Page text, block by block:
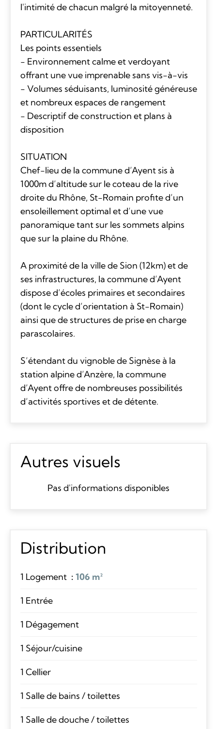
l'intimité de chacun malgré la mitoyenneté.
PARTICULARITÉS
Les points essentiels
- Environnement calme et verdoyant
offrant une vue imprenable sans vis-à-vis
- Volumes séduisants, luminosité généreuse
et nombreux espaces de rangement
- Descriptif de construction et plans à
disposition
SITUATION
Chef-lieu de la commune d’Ayent sis à
1000m d’altitude sur le coteau de la rive
droite du Rhône, St-Romain profite d’un
ensoleillement optimal et d’une vue
panoramique tant sur les sommets alpins
que sur la plaine du Rhône.
A proximité de la ville de Sion (12km) et de
ses infrastructures, la commune d’Ayent
dispose d’écoles primaires et secondaires
(dont le cycle d’orientation à St-Romain)
ainsi que de structures de prise en charge
parascolaires.
S’étendant du vignoble de Signèse à la
station alpine d’Anzère, la commune
d’Ayent offre de nombreuses possibilités
d’activités sportives et de détente.
Autres visuels
Pas d'informations disponibles
Distribution
1 Logement 106 m²
1 Entrée
1 Dégagement
1 Séjour/cuisine
1 Cellier
1 Salle de bains / toilettes
1 Salle de douche / toilettes